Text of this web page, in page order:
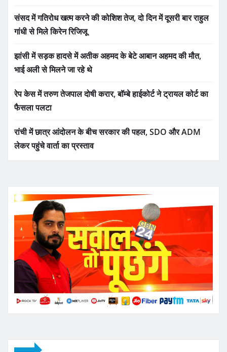
संसद में गतिरोध खत्म करने की कोशिश तेज, दो दिन में दूसरी बार राहुल
गांधी से मिले किरेन रिजिजू
झांसी में सड़क हादसे में अतीक अहमद के बेटे आबान अहमद की मौत,
भाई अली से मिलने जा रहे थे
रेप केस में तरुण तेजपाल दोषी करार, बॉम्बे हाईकोर्ट ने ट्रायल कोर्ट का
फैसला पलटा
रांची में छात्र आंदोलन के बीच सरकार की पहल, SDO और ADM
लेकर पहुंचे वार्ता का प्रस्ताव